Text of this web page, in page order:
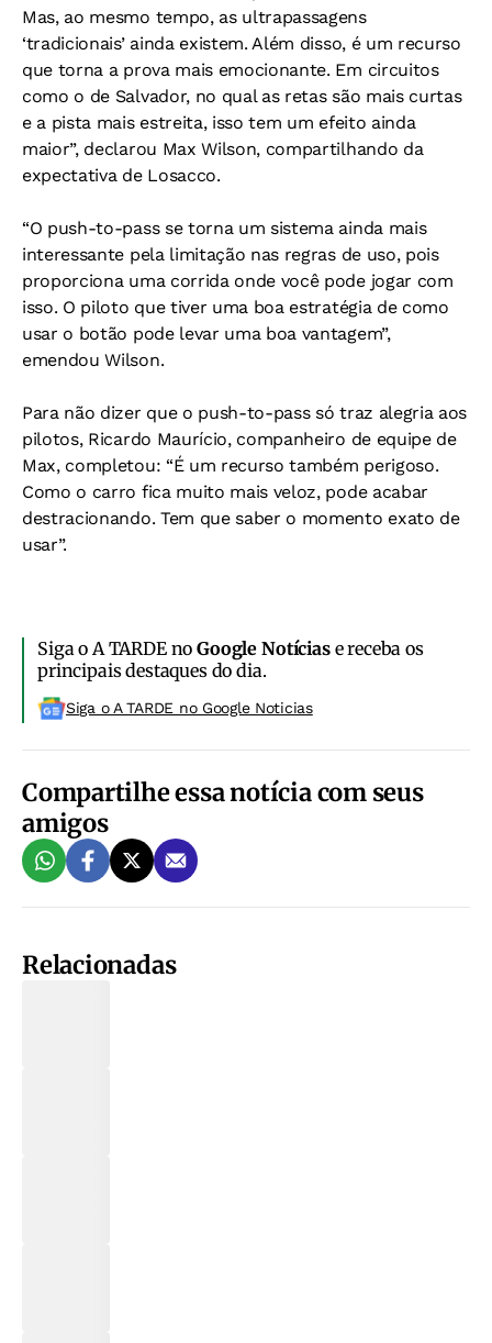
Mas, ao mesmo tempo, as ultrapassagens
‘tradicionais’ ainda existem. Além disso, é um recurso
que torna a prova mais emocionante. Em circuitos
como o de Salvador, no qual as retas são mais curtas
e a pista mais estreita, isso tem um efeito ainda
maior”, declarou Max Wilson, compartilhando da
expectativa de Losacco.
“O push-to-pass se torna um sistema ainda mais
interessante pela limitação nas regras de uso, pois
proporciona uma corrida onde você pode jogar com
isso. O piloto que tiver uma boa estratégia de como
usar o botão pode levar uma boa vantagem”,
emendou Wilson.
Para não dizer que o push-to-pass só traz alegria aos
pilotos, Ricardo Maurício, companheiro de equipe de
Max, completou: “É um recurso também perigoso.
Como o carro fica muito mais veloz, pode acabar
destracionando. Tem que saber o momento exato de
usar”.
Siga o A TARDE noGoogle Notíciase receba os
principais destaques do dia.
Siga o A TARDE no Google Noticias
Compartilhe essa notícia com seus
amigos
Relacionadas